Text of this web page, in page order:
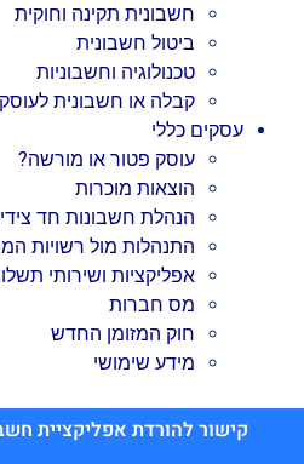
חשבונית תקינה וחוקית
ביטול חשבונית
טכנולוגיה וחשבוניות
קבלה או חשבונית
עסקים כללי
עוסק פטור או מורשה?
הוצאות מוכרות
הנהלת חשבונות חד
התנהלות מול רשויות
אפליקציות ושירותי
מס חברות
חוק המזומן החדש
מידע שימושי
קישור להורדת אפליקציית